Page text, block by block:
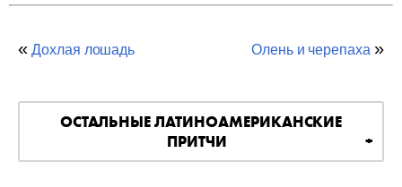
« Дохлая лошадь Олень и черепаха »
ОСТАЛЬНЫЕ ЛАТИНОАМЕРИКАНСКИЕ
ПРИТЧИ